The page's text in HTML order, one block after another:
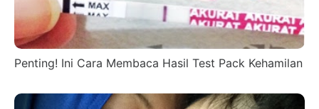
Penting! Ini Cara Membaca Hasil Test Pack Kehamilan